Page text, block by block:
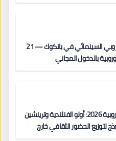
مهرجان الاتحاد الأوروبي السينمائي في بانكوك — 21
عاصمتا الثقافة الأوروبية 2026: أولو الفنلندية وترينشين
لتوزيع الحضور الثقافي خارج